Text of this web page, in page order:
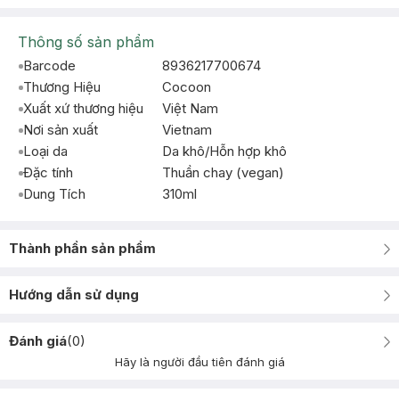
Thông số sản phẩm
Barcode
8936217700674
Thương Hiệu
Cocoon
Xuất xứ thương hiệu
Việt Nam
Nơi sản xuất
Vietnam
Loại da
Da khô/Hỗn hợp khô
Đặc tính
Thuần chay (vegan)
Dung Tích
310ml
Thành phần sản phẩm
Hướng dẫn sử dụng
Đánh giá(0)
Hãy là người đầu tiên đánh giá